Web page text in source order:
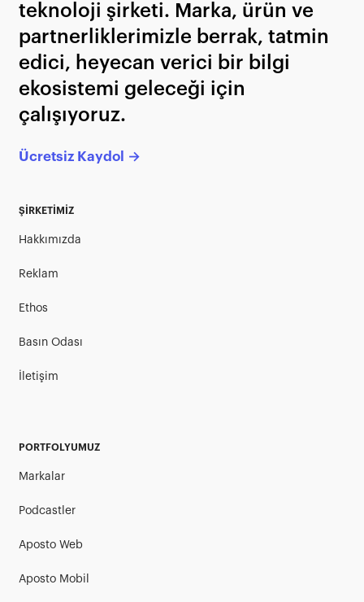
teknoloji şirketi. Marka, ürün ve
partnerliklerimizle berrak, tatmin
edici, heyecan verici bir bilgi
ekosistemi geleceği için
çalışıyoruz.
Ücretsiz Kaydol →
ŞİRKETİMİZ
Hakkımızda
Reklam
Ethos
Basın Odası
İletişim
PORTFOLYUMUZ
Markalar
Podcastler
Aposto Web
Aposto Mobil